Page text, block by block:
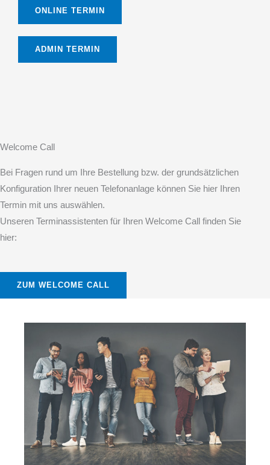
ONLINE TERMIN
ADMIN TERMIN
Welcome Call
Bei Fragen rund um Ihre Bestellung bzw. der grundsätzlichen
Konfiguration Ihrer neuen Telefonanlage können Sie hier Ihren
Termin mit uns auswählen.
Unseren Terminassistenten für Ihren Welcome Call finden Sie
hier:
ZUM WELCOME CALL